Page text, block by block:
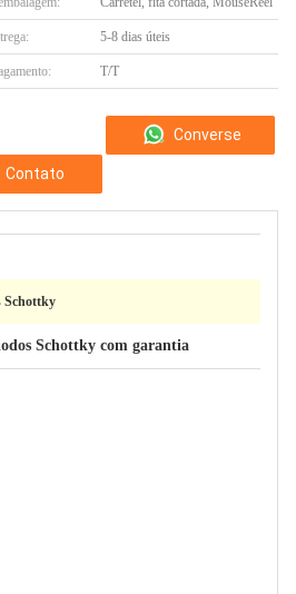
5-8 dias úteis
T/T
Contato
Converse
Schottky
Schottky com garantia